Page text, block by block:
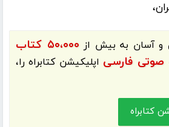
و آسان به بیش از
۵۰،۰۰۰ کتاب
صوتی فارسی اپلیکیشنکتابراهرا،
کتابراه